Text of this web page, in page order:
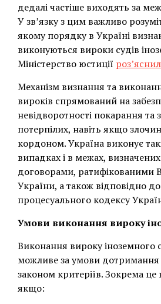
дедалі частіше виходять за
У зв’язку з цим важливо
якому порядку в Україні
виконуються вироки судів
Міністерство юстиції
Механізм визнання та
вироків спрямований на
невідворотності покарання та
потерпілих, навіть якщо
кордоном. Україна виконує
випадках і в межах,
договорами, ратифікованими
України, а також відповідно
процесуального кодексу
Умови виконання вироку
Виконання вироку іноземного
можливе за умови дотримання
законом критеріїв. Зокрема це
якщо: